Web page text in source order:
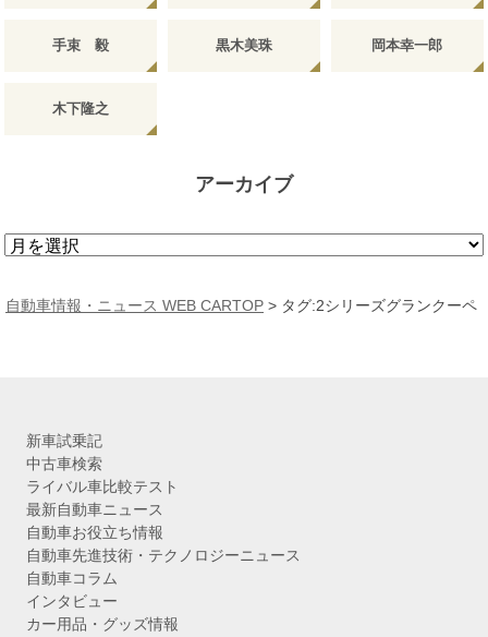
手束 毅 黒木美珠 岡本幸一郎
木下隆之
アーカイブ
ア
カ
自動車情報・ニュース WEB CARTOP > タグ:2シリーズグランクーペ
新車試乗記
中古車検索
ライバル車比較テスト
最新自動車ニュース
自動車お役立ち情報
自動車先進技術・テクノロジーニュース
自動車コラム
インタビュー
カー用品・グッズ情報